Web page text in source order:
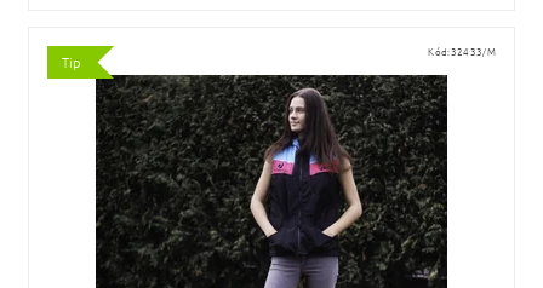
Tip
Kód:32433/M